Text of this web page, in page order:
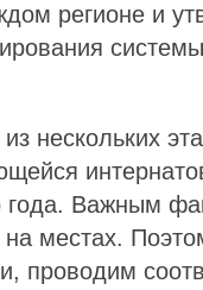
регионе и
системы
нескольких
Важным
на местах.
проводим